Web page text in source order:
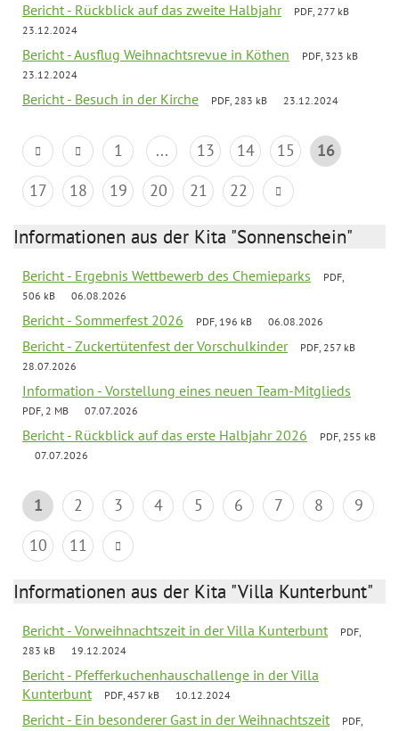
Bericht - Rückblick auf das zweite Halbjahr
PDF, 277 kB
23.12.2024
Bericht - Ausflug Weihnachtsrevue in Köthen
PDF, 323 kB
23.12.2024
Bericht - Besuch in der Kirche PDF, 283 kB 23.12.2024
1 ... 13 14 15
16
17
18 19 20 21 22
Informationen aus der Kita "Sonnenschein"
Bericht - Ergebnis Wettbewerb des Chemieparks
PDF,
506 kB
06.08.2026
Bericht - Sommerfest 2026 PDF, 196 kB 06.08.2026
Bericht - Zuckertütenfest der Vorschulkinder
PDF, 257 kB
28.07.2026
Information - Vorstellung eines neuen Team-Mitglieds
PDF, 2 MB 07.07.2026
Bericht - Rückblick auf das erste Halbjahr 2026
PDF, 255 kB
07.07.2026
1 2 3 4 5 6 7 8
9
10
11
Informationen aus der Kita "Villa Kunterbunt"
Bericht - Vorweihnachtszeit in der Villa Kunterbunt
PDF,
283 kB
19.12.2024
Bericht - Pfefferkuchenhauschallenge in der Villa
Kunterbunt
PDF, 457 kB 10.12.2024
Bericht - Ein besonderer Gast in der Weihnachtszeit PDF,